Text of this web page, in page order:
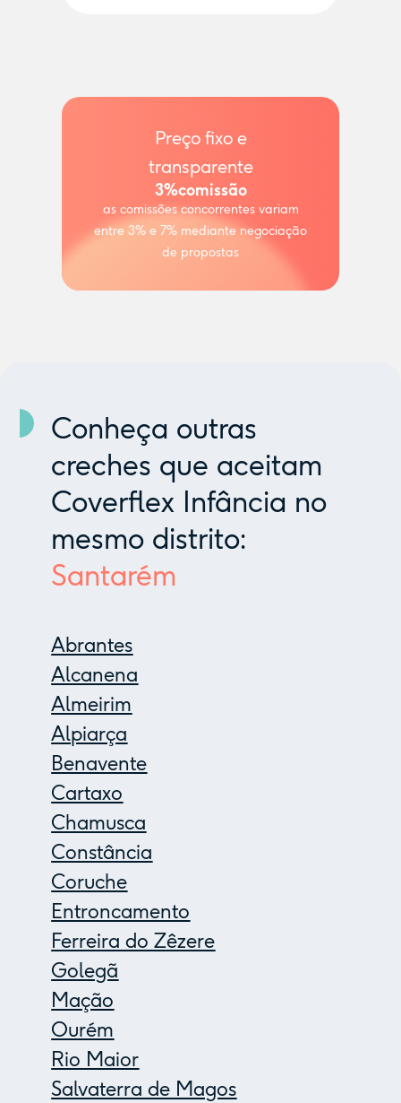
Preço fixo e
transparente
3%comissão
as comissões concorrentes variam
entre 3% e 7% mediante negociação
de propostas
Conheça outras
creches que aceitam
Coverflex Infância no
mesmo distrito:
Santarém
Abrantes
Alcanena
Almeirim
Alpiarça
Benavente
Cartaxo
Chamusca
Constância
Coruche
Entroncamento
Ferreira do Zêzere
Golegã
Mação
Ourém
Rio Maior
Salvaterra de Magos